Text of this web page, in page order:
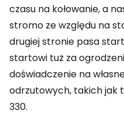
czasu na kołowanie, a
stromo ze względu na
drugiej stronie pasa
startowi tuż za
doświadczenie na
odrzutowych, takich jak
330.